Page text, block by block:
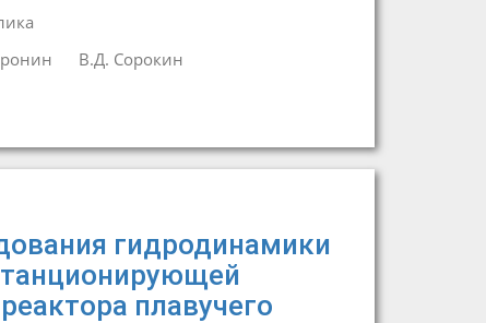
В.Д. Сорокин
гидродинамики
плавучего